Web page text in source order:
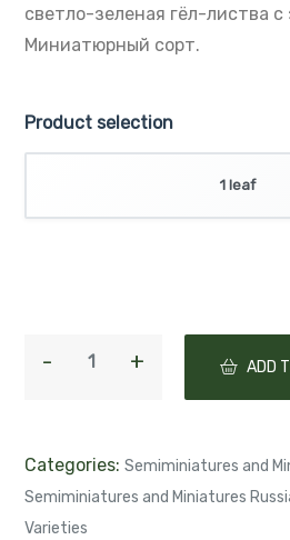
светло-зеленая гёл-листва с
Миниатюрный сорт.
Product selection
1 leaf
ADD
Categories: Semiminiatures and
Semiminiatures and Miniatures
Varieties